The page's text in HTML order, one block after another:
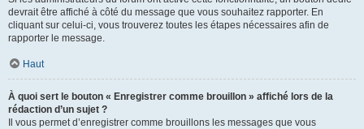
devrait être affiché à côté du message que vous souhaitez rapporter. En
cliquant sur celui-ci, vous trouverez toutes les étapes nécessaires afin de
rapporter le message.
Haut
À quoi sert le bouton « Enregistrer comme brouillon » affiché lors de la
rédaction d’un sujet ?
Il vous permet d’enregistrer comme brouillons les messages que vous